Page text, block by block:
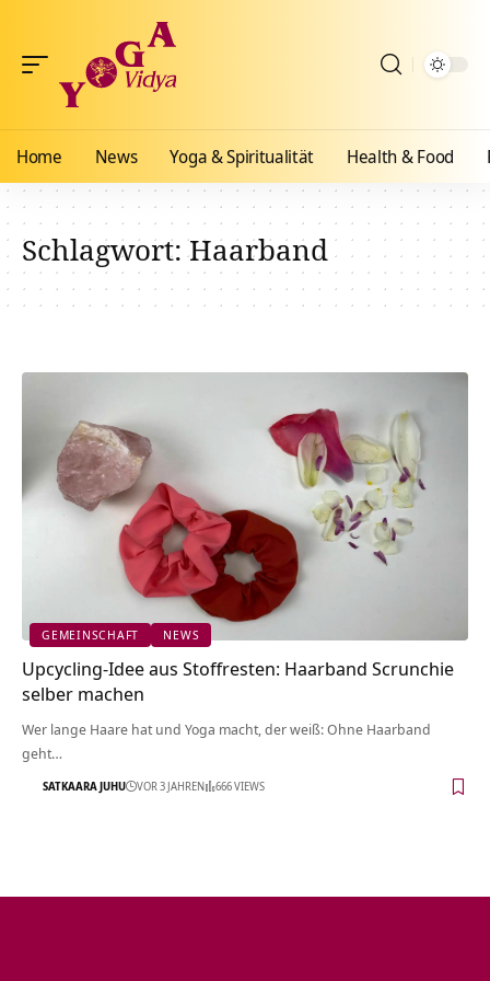
Home News Yoga & Spiritualität Health & Food
Schlagwort:Haarband
GEMEINSCHAFT NEWS
Upcycling-Idee aus Stoffresten: Haarband Scrunchie
selber machen
Wer lange Haare hat und Yoga macht, der weiß: Ohne Haarband
geht…
SATKAARA JUHU VOR 3 JAHREN 666 VIEWS